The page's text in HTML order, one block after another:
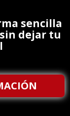
sencilla
sin dejar tu